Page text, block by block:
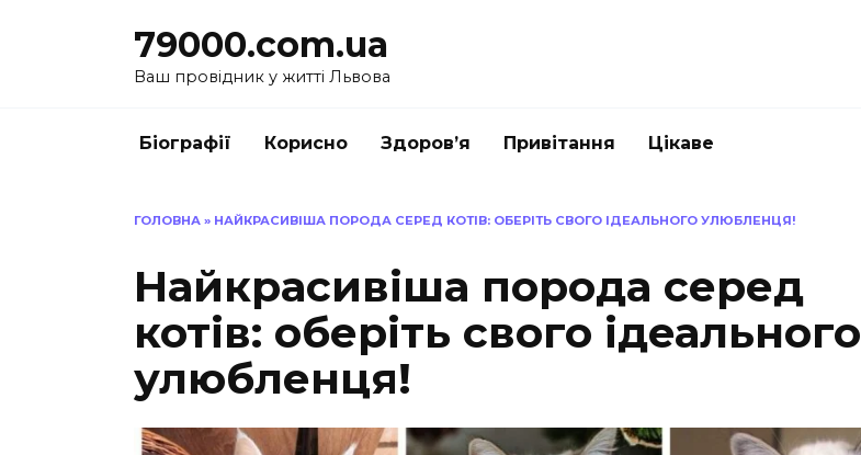
79000.com.ua
Ваш провідник у житті Львова
Біографії Корисно Здоров’я Привітання Цікаве
ГОЛОВНА » НАЙКРАСИВІША ПОРОДА СЕРЕД КОТІВ: ОБЕРІТЬ СВОГО ІДЕАЛЬНОГО УЛЮБЛЕНЦЯ!
Найкрасивіша порода серед
котів: оберіть свого ідеального
улюбленця!